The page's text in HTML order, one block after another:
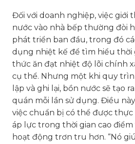
Đối với doanh nghiệp, việc giới
nước vào nhà bếp thường đòi
phát triển ban đầu, trong đó
dụng nhiệt kế để tìm hiểu thời
thức ăn đạt nhiệt độ lõi chính
cụ thể. Nhưng một khi quy
lập và ghi lại, bồn nước sẽ tạo
quán mỗi lần sử dụng. Điều
việc chuẩn bị có thể được thực
áp lực trong thời gian cao điểm
hoạt động trơn tru hơn. “Nó